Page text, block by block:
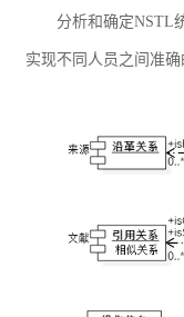
分析和确定NSTL
实现不同人员之间准